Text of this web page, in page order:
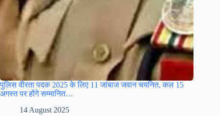
पुलिस वीरता पदक 2025 के लिए 11 जांबाज जवान चयनित, कल 15
अगस्त पर होंगे सम्मानित…
14 August 2025